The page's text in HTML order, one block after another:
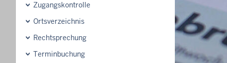
Zugangskontrolle
Ortsverzeichnis
Rechtsprechung
Terminbuchung